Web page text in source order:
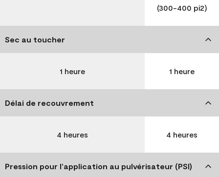
(300-400 pi2)
Sec au toucher
1 heure 1 heure
Délai de recouvrement
4 heures 4 heures
Pression pour l’application au pulvérisateur (PSI)